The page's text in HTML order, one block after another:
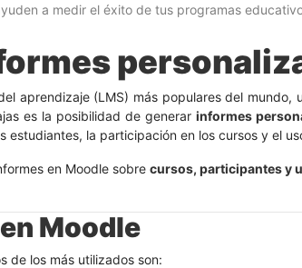
a medir el éxito de tus programas
aprendizaje (LMS) más populares del
es la posibilidad de generar informes
estudiantes, la participación en los cursos y el
en Moodle sobre cursos, participantes y
Moodle
de los más utilizados son: